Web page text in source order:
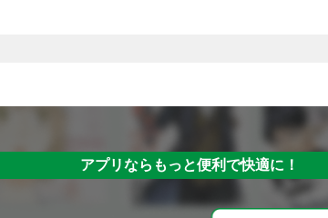
アプリならもっと便利で快適に！